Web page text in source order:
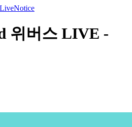
LiveNotice
위버스 LIVE -